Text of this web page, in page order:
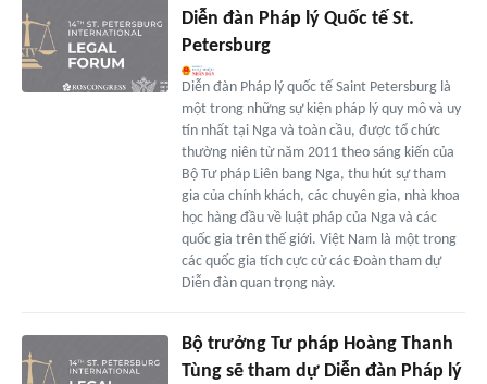
Diễn đàn Pháp lý Quốc tế St.
Petersburg
Diễn đàn Pháp lý quốc tế Saint Petersburg là
một trong những sự kiện pháp lý quy mô và uy
tín nhất tại Nga và toàn cầu, được tổ chức
thường niên từ năm 2011 theo sáng kiến của
Bộ Tư pháp Liên bang Nga, thu hút sự tham
gia của chính khách, các chuyên gia, nhà khoa
học hàng đầu về luật pháp của Nga và các
quốc gia trên thế giới. Việt Nam là một trong
các quốc gia tích cực cử các Đoàn tham dự
Diễn đàn quan trọng này.
Bộ trưởng Tư pháp Hoàng Thanh
Tùng sẽ tham dự Diễn đàn Pháp lý